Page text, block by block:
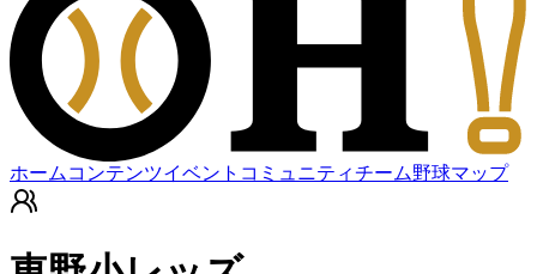
ホーム コンテンツイベント コミュニティチーム野球マップ